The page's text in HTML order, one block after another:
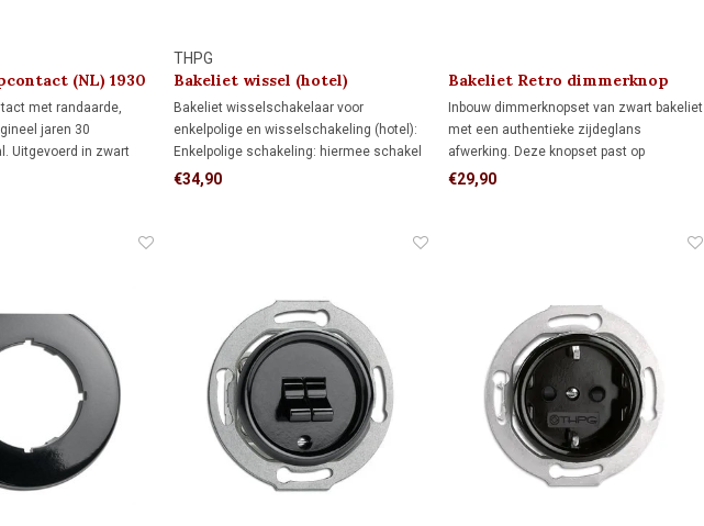
(NL) 1930
met randaarde,
jaren 30
Uitgevoerd in zwart
voor standaard
THPG
Bakeliet wissel (hotel)
schakelaar 1930
Bakeliet wisselschakelaar voor
enkelpolige en wisselschakeling (hotel):
Enkelpolige schakeling: hiermee schakel
je een lamp vanaf één schakelaar aan en
€34,90
Bakeliet Retro dimmerknop
1930
Inbouw dimmerknopset van zwart bakeliet
met een authentieke zijdeglans
afwerking. Deze knopset past op
hedendaagse dimmers met een 4 mm
€29,90